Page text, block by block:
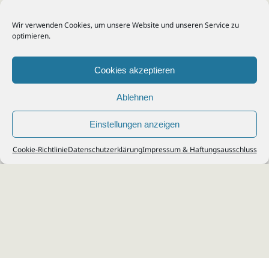
Wir verwenden Cookies, um unsere Website und unseren Service zu
optimieren.
Cookies akzeptieren
Ablehnen
Einstellungen anzeigen
Cookie-RichtlinieDatenschutzerklärungImpressum & Haftungsausschluss
© 2026Steuerberater Kempf, Köln - Steuerberatung Poll, Porz, Deutz, Mülheim,